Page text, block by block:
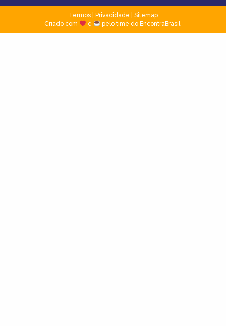
Termos| Privacidade
Sitemap
Criado com
e pelo time do EncontraBrasil